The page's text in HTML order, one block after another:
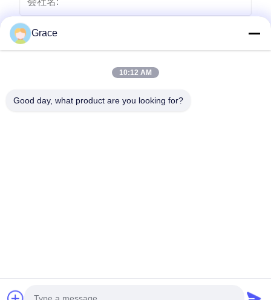
送りなさい
Grace
10:12 AM
Good day, what product are you looking for?